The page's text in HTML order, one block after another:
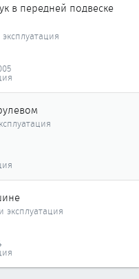
в передней подвеске
эксплуатация